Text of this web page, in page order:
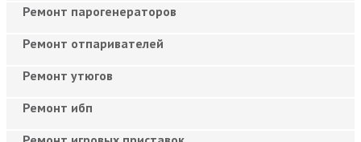
Ремонт парогенераторов
Ремонт отпаривателей
Ремонт утюгов
Ремонт ибп